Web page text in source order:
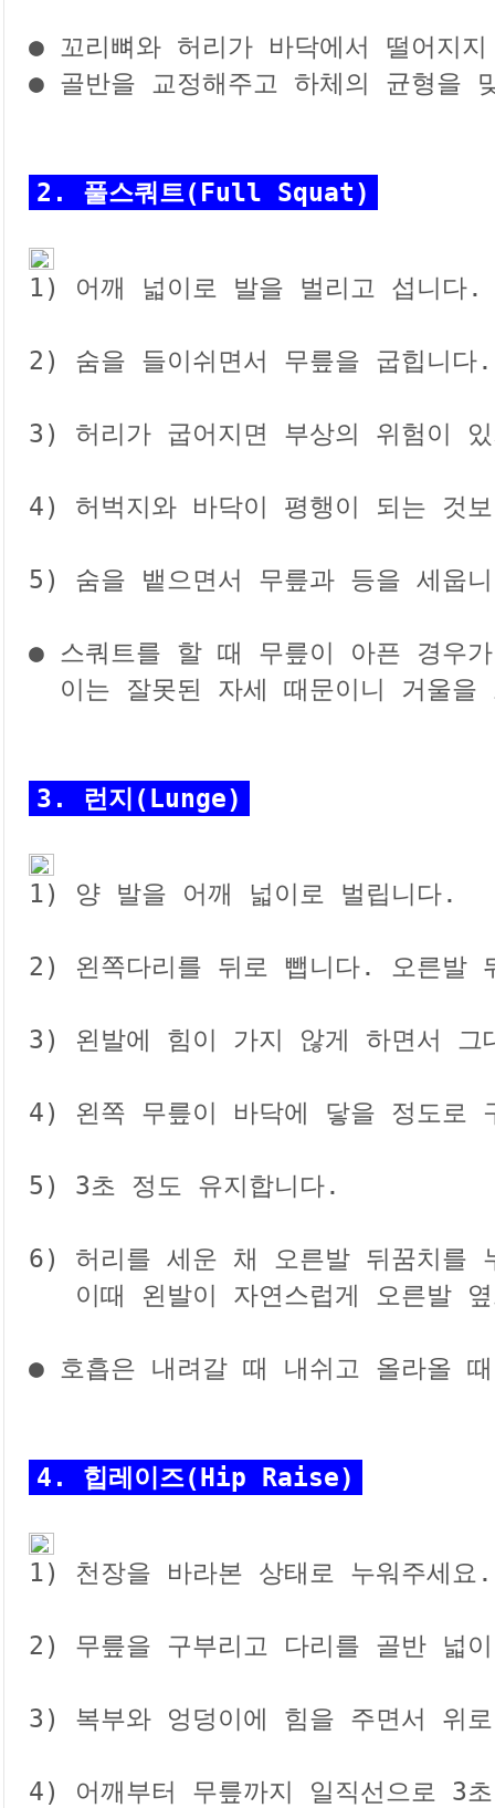
● 꼬리뼈와 허리가 바닥에서 떨어지
● 골반을 교정해주고 하체의 균형을
2. 풀스쿼트(Full Squat)
1) 어깨 넓이로 발을 벌리고 섭니
2) 숨을 들이쉬면서 무릎을 굽힙니
3) 허리가 굽어지면 부상의 위험이
4) 허벅지와 바닥이 평행이 되는 것
5) 숨을 뱉으면서 무릎과 등을 세웁
● 스쿼트를 할 때 무릎이 아픈 경우
이는 잘못된 자세 때문이니 거울을
3. 런지(Lunge)
1) 양 발을 어깨 넓이로 벌립니다.
2) 왼쪽다리를 뒤로 뺍니다. 오른발
3) 왼발에 힘이 가지 않게 하면서
4) 왼쪽 무릎이 바닥에 닿을 정도로
5) 3초 정도 유지합니다.
6) 허리를 세운 채 오른발 뒤꿈치를
이때 왼발이 자연스럽게 오른발
● 호흡은 내려갈 때 내쉬고 올라올
4. 힙레이즈(Hip Raise)
1) 천장을 바라본 상태로 누워주세요.
2) 무릎을 구부리고 다리를 골반 넓
3) 복부와 엉덩이에 힘을 주면서 위
4) 어깨부터 무릎까지 일직선으로 3